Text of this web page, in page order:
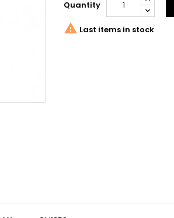
Quantity
 Last items in stock